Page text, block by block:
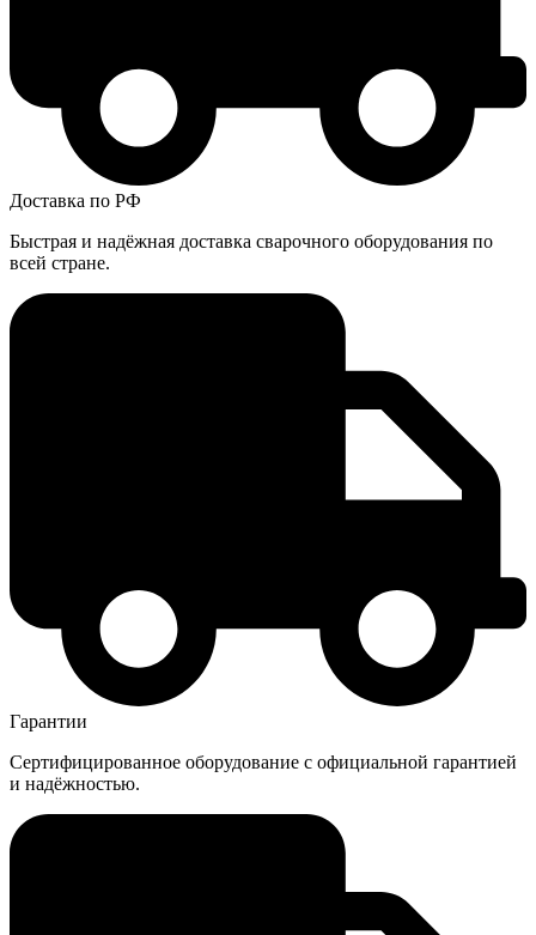
Доставка по РФ
Быстрая и надёжная доставка сварочного оборудования по
всей стране.
Гарантии
Сертифицированное оборудование с официальной гарантией
и надёжностью.